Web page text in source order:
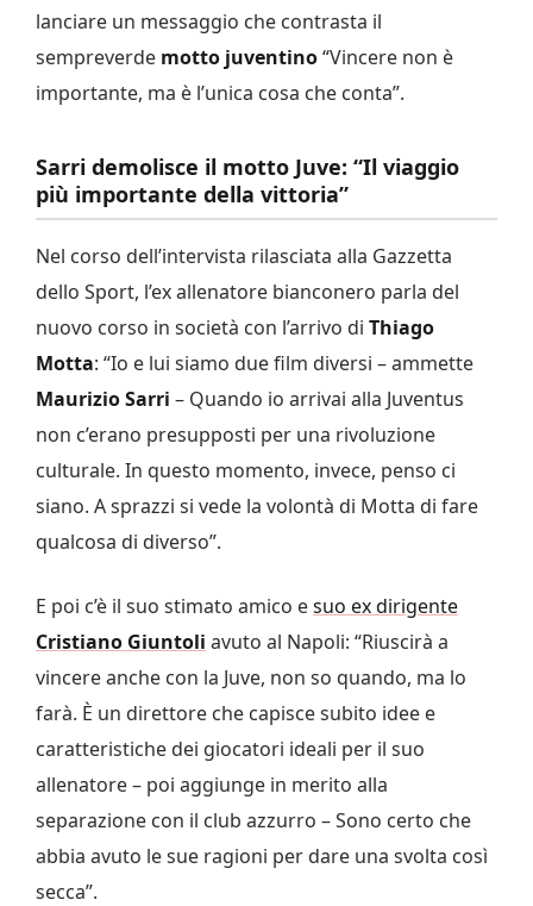
lanciare un messaggio che contrasta il
sempreverde motto juventino“Vincere non è
importante, ma è l’unica cosa che conta”.
Sarri demolisce il motto Juve: “Il viaggio
più importante della vittoria”
Nel corso dell’intervista rilasciata alla Gazzetta
dello Sport, l’ex allenatore bianconero parla del
nuovo corso in società con l’arrivo di Thiago
Motta: “Io e lui siamo due film diversi – ammette
Maurizio Sarri – Quando io arrivai alla Juventus
non c’erano presupposti per una rivoluzione
culturale. In questo momento, invece, penso ci
siano. A sprazzi si vede la volontà di Motta di fare
qualcosa di diverso”.
E poi c’è il suo stimato amico esuo ex dirigente
Cristiano Giuntoli avuto al Napoli: “Riuscirà a
vincere anche con la Juve, non so quando, ma lo
farà. È un direttore che capisce subito idee e
caratteristiche dei giocatori ideali per il suo
allenatore – poi aggiunge in merito alla
separazione con il club azzurro – Sono certo che
abbia avuto le sue ragioni per dare una svolta così
secca”.